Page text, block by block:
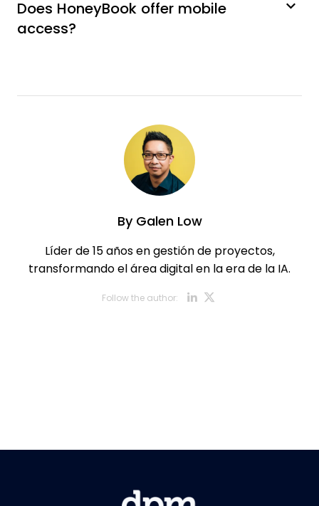
Does HoneyBook offer mobile
access?
ByGalen Low
Líder de 15 años en gestión de proyectos,
transformando el área digital en la era de la IA.
Follow the author: Opens new